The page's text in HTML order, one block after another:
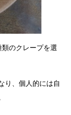
のクレープを選
り、個人的には自